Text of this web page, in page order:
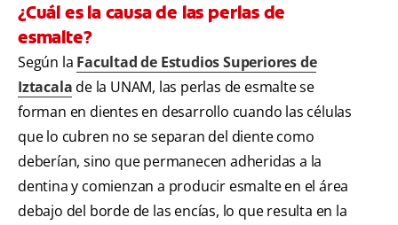
¿Cuál es la causa de las perlas de
esmalte?
Según la Facultad de Estudios Superiores de
Iztacalade la UNAM, las perlas de esmalte se
forman en dientes en desarrollo cuando las células
que lo cubren no se separan del diente como
deberían, sino que permanecen adheridas a la
dentina y comienzan a producir esmalte en el área
debajo del borde de las encías, lo que resulta en la